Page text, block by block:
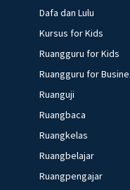
Dafa dan Lulu
Kursus for Kids
Ruangguru for Kids
Ruangguru for
Ruanguji
Ruangbaca
Ruangkelas
Ruangbelajar
Ruangpengajar